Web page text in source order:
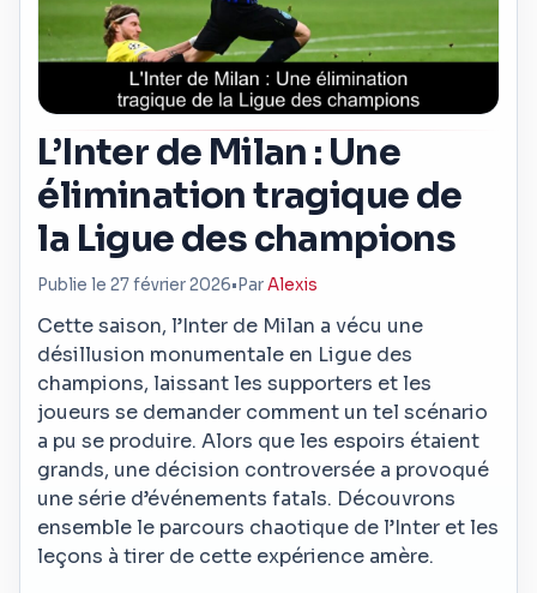
L’Inter de Milan : Une
élimination tragique de
la Ligue des champions
Publie le 27 février 2026• ParAlexis
Cette saison, l’Inter de Milan a vécu une
désillusion monumentale en Ligue des
champions, laissant les supporters et les
joueurs se demander comment un tel scénario
a pu se produire. Alors que les espoirs étaient
grands, une décision controversée a provoqué
une série d’événements fatals. Découvrons
ensemble le parcours chaotique de l’Inter et les
leçons à tirer de cette expérience amère.